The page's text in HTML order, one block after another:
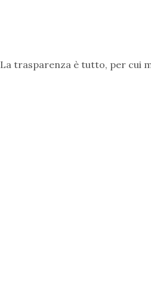
trasparenza è tutto, per cui